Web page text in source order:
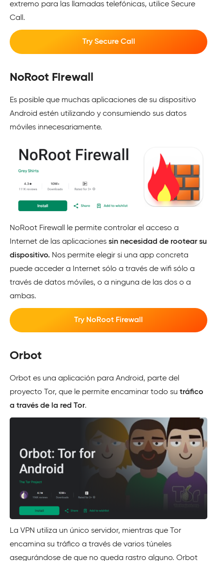
extremo para las llamadas telefónicas, utilice Secure
Call.
Try Secure Call
NoRoot Firewall
Es posible que muchas aplicaciones de su dispositivo
Android estén utilizando y consumiendo sus datos
móviles innecesariamente.
NoRoot Firewall le permite controlar el acceso a
Internet de las aplicaciones sin necesidad de rootear su
dispositivo. Nos permite elegir si una app concreta
puede acceder a Internet sólo a través de wifi sólo a
través de datos móviles, o a ninguna de las dos o a
ambas.
Try NoRoot Firewall
Orbot
Orbot es una aplicación para Android, parte del
proyecto Tor, que le permite encaminar todo su tráfico
a través de la red Tor.
La VPN utiliza un único servidor, mientras que Tor
encamina su tráfico a través de varios túneles
asegurándose de que no queda rastro alguno. Orbot